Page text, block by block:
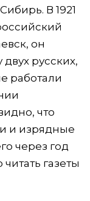
В 1921
он
русских,
работали
что
и изрядные
через год
газеты